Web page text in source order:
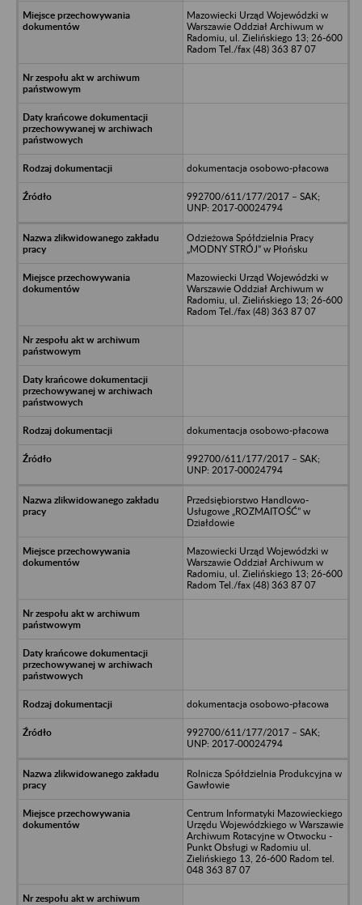
Mazowiecki Urząd Wojewódzki w
Warszawie Oddział Archiwum w
Radomiu, ul. Zielińskiego 13; 26-600
Radom Tel./fax (48) 363 87 07
dokumentacja osobowo-płacowa
992700/611/177/2017 – SAK;
UNP: 2017-00024794
Odzieżowa Spółdzielnia Pracy
„MODNY STRÓJ” w Płońsku
Mazowiecki Urząd Wojewódzki w
Warszawie Oddział Archiwum w
Radomiu, ul. Zielińskiego 13; 26-600
Radom Tel./fax (48) 363 87 07
dokumentacja osobowo-płacowa
992700/611/177/2017 – SAK;
UNP: 2017-00024794
Przedsiębiorstwo Handlowo-
Usługowe „ROZMAITOŚĆ” w
Działdowie
Mazowiecki Urząd Wojewódzki w
Warszawie Oddział Archiwum w
Radomiu, ul. Zielińskiego 13; 26-600
Radom Tel./fax (48) 363 87 07
dokumentacja osobowo-płacowa
992700/611/177/2017 – SAK;
UNP: 2017-00024794
Rolnicza Spółdzielnia Produkcyjna w
Gawłowie
Centrum Informatyki Mazowieckiego
Urzędu Wojewódzkiego w Warszawie
Archiwum Rotacyjne w Otwocku -
Punkt Obsługi w Radomiu ul.
Zielińskiego 13, 26-600 Radom tel.
048 363 87 07